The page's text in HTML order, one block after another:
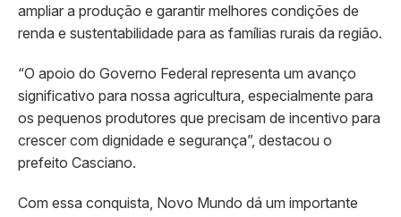
ampliar a produção e garantir melhores condições de
renda e sustentabilidade para as famílias rurais da região.
“O apoio do Governo Federal representa um avanço
significativo para nossa agricultura, especialmente para
os pequenos produtores que precisam de incentivo para
crescer com dignidade e segurança”, destacou o
prefeito Casciano.
Com essa conquista, Novo Mundo dá um importante